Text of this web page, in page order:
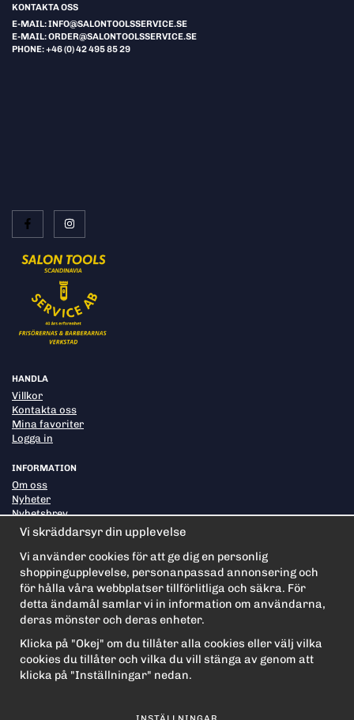
KONTAKTA OSS
E-MAIL: INFO@SALONTOOLSSERVICE.SE
E-MAIL: ORDER@SALONTOOLSSERVICE.SE
PHONE: +46 (0) 42 495 85 29
HANDLA
Villkor
Kontakta oss
Mina favoriter
Logga in
INFORMATION
Om oss
Nyheter
Nyhetsbrev
Om cookies
PRENUMERERA PÅ NYHETSBREVET FÖR VÅRA BÄSTA
ERBJUDANDEN OCH NYHETER!
E-
postadress
Vi skräddarsyr din upplevelse
Vi använder cookies för att ge dig en personlig
shoppingupplevelse, personanpassad annonsering och
för hålla våra webbplatser tillförlitliga och säkra. För
detta ändamål samlar vi in information om användarna,
deras mönster och deras enheter.
Klicka på "Okej" om du tillåter alla cookies eller välj vilka
cookies du tillåter och vilka du vill stänga av genom att
klicka på "Inställningar" nedan.